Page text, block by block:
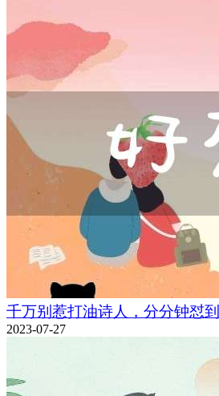
千万别惹打油诗人，分分钟怼
2023-07-27